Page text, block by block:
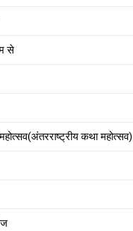
से
कथा महोत्सव)